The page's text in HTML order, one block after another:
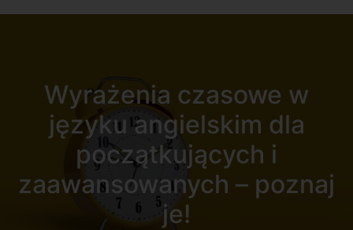
Wyrażenia czasowe w
języku angielskim dla
początkujących i
zaawansowanych – poznaj
je!